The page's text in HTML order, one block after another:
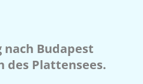
nach Budapest
des Plattensees.